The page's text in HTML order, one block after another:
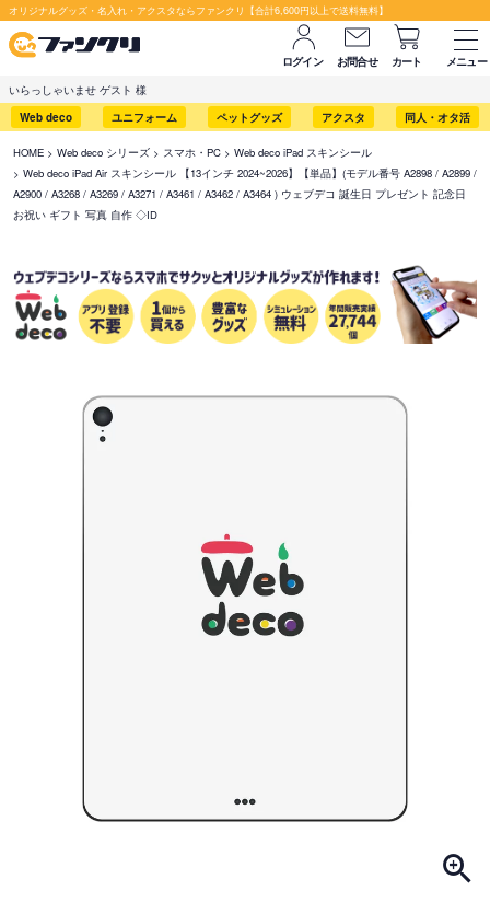
オリジナルグッズ・名入れ・アクスタならファンクリ【合計6,600円以上で送料無料】
ログイン お問合せ カート
メニュー
いらっしゃいませ ゲスト 様
Web deco
ユニフォーム ペットグッズ アクスタ 同人・オタ活
HOME Web deco シリーズ スマホ・PC
Web deco iPad スキンシール
Web deco iPad Air スキンシール 【13インチ 2024~2026】【単品】(モデル番号 A2898 / A2899 /
A2900 / A3268 / A3269 / A3271 / A3461 / A3462 / A3464 ) ウェブデコ 誕生日 プレゼント 記念日
お祝い ギフト 写真 自作 ◇ID